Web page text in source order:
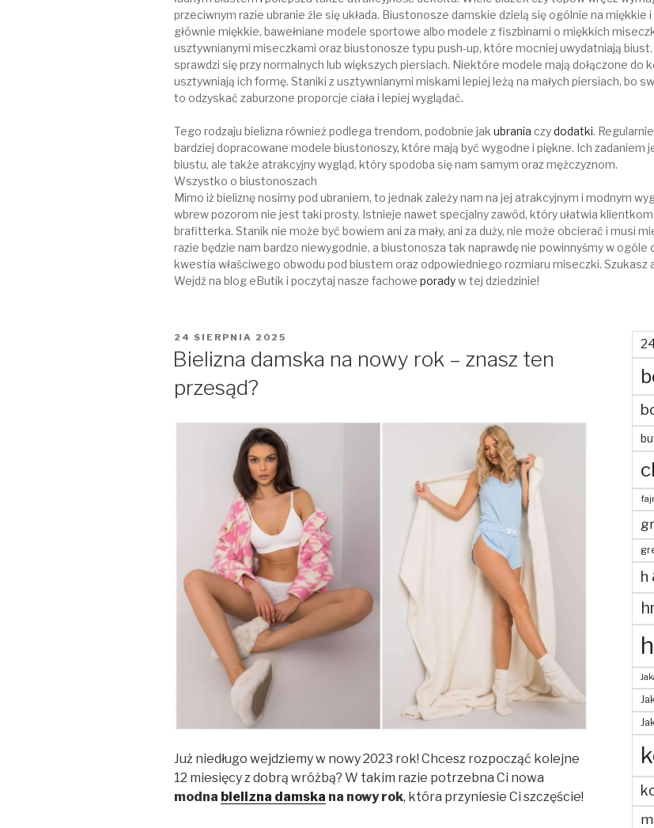
przeciwnym razie ubranie źle się układa. Biustonosze damskie dzielą się ogólnie na
głównie miękkie, bawełniane modele sportowe albo modele z fiszbinami o miękkich
usztywnianymi miseczkami oraz biustonosze typu push-up, które mocniej uwydatniają
sprawdzi się przy normalnych lub większych piersiach. Niektóre modele mają dołączone do
usztywniają ich formę. Staniki z usztywnianymi miskami lepiej leżą na małych piersiach, bo
to odzyskać zaburzone proporcje ciała i lepiej wyglądać.
Tego rodzaju bielizna również podlega trendom, podobnie jak ubrania czydodatki.
bardziej dopracowane modele biustonoszy, które mają być wygodne i piękne. Ich zadaniem
biustu, ale także atrakcyjny wygląd, który spodoba się nam samym oraz mężczyznom.
Wszystko o biustonoszach
Mimo iż bieliznę nosimy pod ubraniem, to jednak zależy nam na jej atrakcyjnym i modnym
wbrew pozorom nie jest taki prosty. Istnieje nawet specjalny zawód, który ułatwia
brafitterka. Stanik nie może być bowiem ani za mały, ani za duży, nie może obcierać i musi
razie będzie nam bardzo niewygodnie, a biustonosza tak naprawdę nie powinnyśmy w
kwestia właściwego obwodu pod biustem oraz odpowiedniego rozmiaru miseczki.
Wejdź na blog eButik i poczytaj nasze fachowe poradyw tej dziedzinie!
OPUBLIKOWANE
24 SIERPNIA 2025
Bielizna damska na nowy rok – znasz ten
przesąd?
Już niedługo wejdziemy w nowy 2023 rok! Chcesz rozpocząć kolejne
12 miesięcy z dobrą wróżbą? W takim razie potrzebna Ci nowa
modna bielizna damska na nowy rok, która przyniesie Ci szczęście!
h